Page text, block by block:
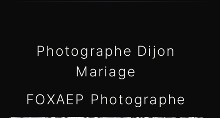
Photographe Dijon
Mariage
FOXAEP Photographe